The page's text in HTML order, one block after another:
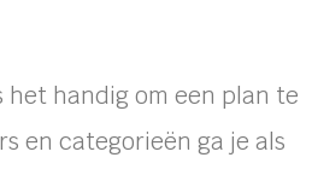
het handig om een plan te
en categorieën ga je als